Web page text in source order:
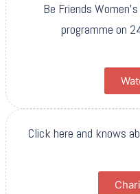
Be Friends
programme on
Click here and knows